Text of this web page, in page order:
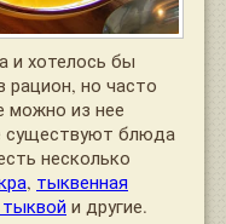
и хотелось бы
рацион, но часто
можно из нее
существуют блюда
несколько
, тыквенная
и другие.